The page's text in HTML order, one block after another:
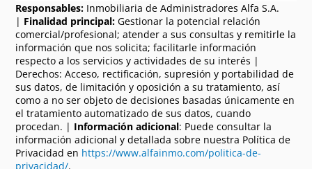
Responsables: Inmobiliaria de Administradores Alfa S.A.
| Finalidad principal: Gestionar la potencial relación
comercial/profesional; atender a sus consultas y remitirle la
información que nos solicita; facilitarle información
respecto a los servicios y actividades de su interés |
Derechos: Acceso, rectificación, supresión y portabilidad de
sus datos, de limitación y oposición a su tratamiento, así
como a no ser objeto de decisiones basadas únicamente en
el tratamiento automatizado de sus datos, cuando
procedan. | Información adicional: Puede consultar la
información adicional y detallada sobre nuestra Política de
Privacidad en https://www.alfainmo.com/politica-de-
privacidad/.